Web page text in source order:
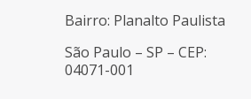
Bairro: Planalto Paulista
São Paulo – SP – CEP:
04071-001